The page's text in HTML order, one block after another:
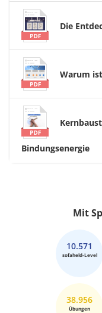
Die
Warum
Bindungsenergie
Mit
10.571
sofaheld-Level
38.956
Übungen